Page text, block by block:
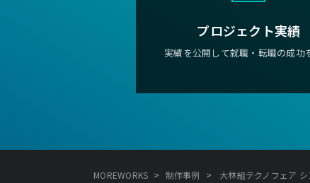
プロジェクト実績
実績を公開して就職・転職の成功
MOREWORKS > 制作事例 > 大林組テクノフェア シ